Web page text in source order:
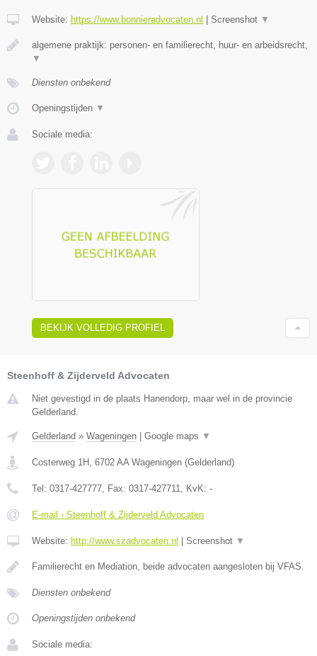
Website: https://www.bonnieradvocaten.nl Screenshot ▼
algemene praktijk: personen- en familierecht, huur- en arbeidsrecht,
▼
Diensten onbekend
Openingstijden ▼
Sociale media:
BEKIJK VOLLEDIG PROFIEL
Steenhoff & Zijderveld Advocaten
Niet gevestigd in de plaats Hanendorp, maar wel in de provincie
Gelderland.
Gelderland » Wageningen | Google maps ▼
Costerweg 1H 6702 AA Wageningen (Gelderland)
Tel: 0317-427777 , Fax: 0317-427711 , KvK: -
E-mail › Steenhoff & Zijderveld Advocaten
Website: http://www.szadvocaten.nl | Screenshot ▼
Familierecht en Mediation, beide advocaten aangesloten bij VFAS.
Diensten onbekend
Openingstijden onbekend
Sociale media: